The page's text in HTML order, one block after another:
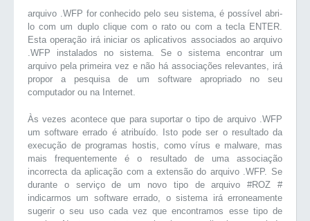
arquivo .WFP for conhecido pelo seu sistema, é possível abri-
lo com um duplo clique com o rato ou com a tecla ENTER.
Esta operação irá iniciar os aplicativos associados ao arquivo
.WFP instalados no sistema. Se o sistema encontrar um
arquivo pela primeira vez e não há associações relevantes, irá
propor a pesquisa de um software apropriado no seu
computador ou na Internet.
Às vezes acontece que para suportar o tipo de arquivo .WFP
um software errado é atribuído. Isto pode ser o resultado da
execução de programas hostis, como vírus e malware, mas
mais frequentemente é o resultado de uma associação
incorrecta da aplicação com a extensão do arquivo .WFP. Se
durante o serviço de um novo tipo de arquivo #ROZ #
indicarmos um software errado, o sistema irá erroneamente
sugerir o seu uso cada vez que encontramos esse tipo de